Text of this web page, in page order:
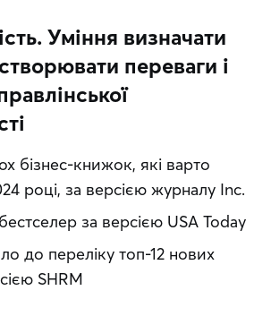
Уміння визначати
переваги і
бізнес-книжок, які варто
році, за версією журналу Inc.
за версією USA Today
до переліку топ-12 нових
SHRM